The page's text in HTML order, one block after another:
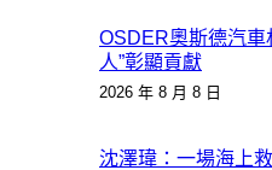
OSDER奧斯德汽車
人”彰顯貢獻
2026 年 8 月 8 日
沈澤瑋：一場海上